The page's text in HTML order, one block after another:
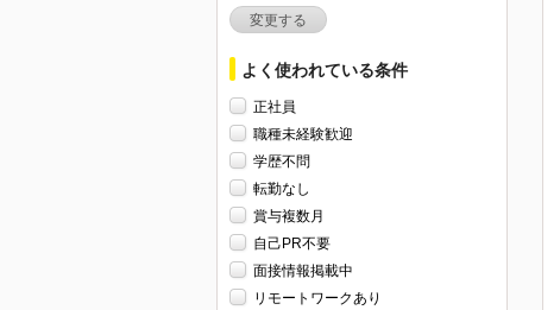
変更する
よく使われている条件
正社員
職種未経験歓迎
学歴不問
転勤なし
賞与複数月
自己PR不要
面接情報掲載中
リモートワークあり